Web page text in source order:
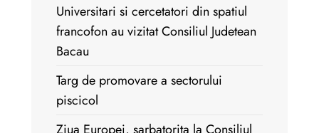
Universitari si cercetatori din spatiul
francofon au vizitat Consiliul Judetean
Bacau
Targ de promovare a sectorului
piscicol